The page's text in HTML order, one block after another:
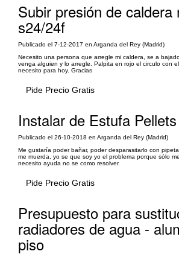
Subir presión de caldera
s24/24f
Publicado el 7-12-2017 en Arganda del Rey (Madrid)
Necesito una persona que arregle mi caldera, se a
venga alguien y lo arregle. Palpita en rojo el circulo con
necesito para hoy. Gracias
Pide Precio Gratis
Instalar de Estufa Pellets
Publicado el 26-10-2018 en Arganda del Rey (Madrid)
Me gustaría poder bañar, poder desparasitarlo con
me muerda, yo se que soy yo el problema porque sólo
necesito ayuda no se como resolver.
Pide Precio Gratis
Presupuesto para
radiadores de agua -
piso